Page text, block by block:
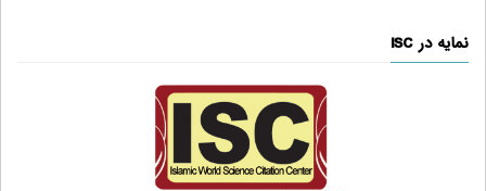
نمایه در ISC